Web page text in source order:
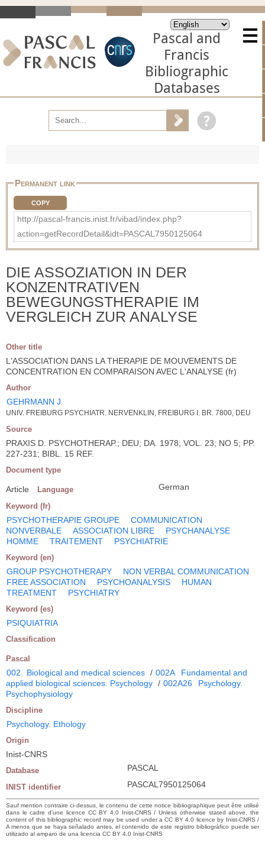
Pascal and
Francis
Bibliographic
Databases
Permanent link
COPY
http://pascal-francis.inist.fr/vibad/index.php?
action=getRecordDetail&idt=PASCAL7950125064
DIE ASSOZIATION IN DER
KONZENTRATIVEN
BEWEGUNGSTHERAPIE IM
VERGLEICH ZUR ANALYSE
Other title
L'ASSOCIATION DANS LA THERAPIE DE MOUVEMENTS DE
CONCENTRATION EN COMPARAISON AVEC L'ANALYSE (fr)
Author
GEHRMANN J
UNIV. FREIBURG PSYCHIATR. NERVENKLIN, FREIBURG I. BR. 7800, DEU
Source
PRAXIS D. PSYCHOTHERAP.; DEU; DA. 1978; VOL. 23; NO 5; PP.
227-231; BIBL. 15 REF.
Document type
Article Language German
Keyword (fr)
PSYCHOTHERAPIE GROUPE
COMMUNICATION
NONVERBALE
ASSOCIATION LIBRE
PSYCHANALYSE
HOMME
TRAITEMENT PSYCHIATRIE
Keyword (en)
GROUP PSYCHOTHERAPY
NON VERBAL COMMUNICATION
FREE ASSOCIATION
PSYCHOANALYSIS
HUMAN
TREATMENT
PSYCHIATRY
Keyword (es)
PSIQUIATRIA
Classification
Pascal
002 Biological and medical sciences / 002A
Fundamental and
applied biological sciences. Psychology / 002A26
Psychology.
Psychophysiology
Discipline
Psychology. Ethology
Origin
Inist-CNRS
Database PASCAL
INIST identifier PASCAL7950125064
Sauf mention contraire ci-dessus, le contenu de cette notice bibliographique peut être utilisé
dans le cadre d’une licence CC BY 4.0 Inist-CNRS / Unless otherwise stated above, the
content of this bibliographic record may be used under a CC BY 4.0 licence by Inist-CNRS /
A menos que se haya señalado antes, el contenido de este registro bibliográfico puede ser
utilizado al amparo de una licencia CC BY 4.0 Inist-CNRS